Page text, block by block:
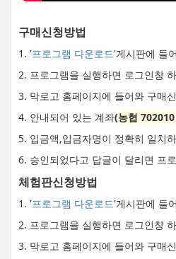
구매신청방법
1. '프로그램 다운로드'게시판에 들
2. 프로그램을 실행하면 로그인창
3. 막로고 홈페이지에 들어와 구매
4. 안내되어 있는 계좌(농협
5. 입금액,입금자명이 정확히 일치
6. 승인되었다고 답글이 달리면 프
체험판신청방법
1. '프로그램 다운로드'게시판에 들
2. 프로그램을 실행하면 로그인창
3. 막로고 홈페이지에 들어와 구매